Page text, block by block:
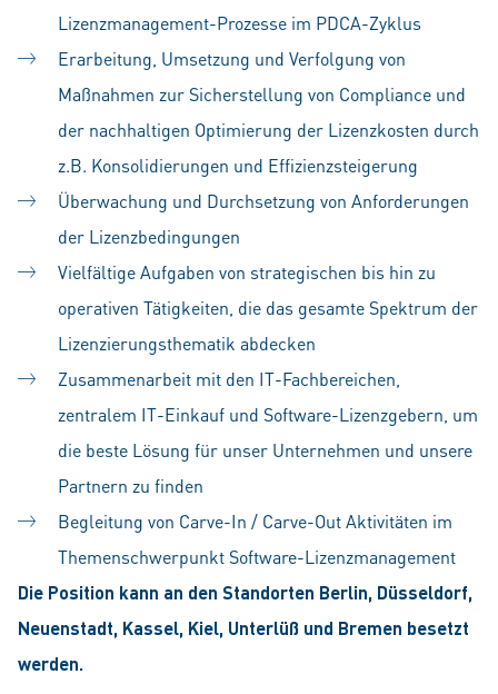
Lizenzmanagement-Prozesse im PDCA-Zyklus
Erarbeitung, Umsetzung und Verfolgung von
Maßnahmen zur Sicherstellung von Compliance und
der nachhaltigen Optimierung der Lizenzkosten durch
z.B. Konsolidierungen und Effizienzsteigerung
Überwachung und Durchsetzung von Anforderungen
der Lizenzbedingungen
Vielfältige Aufgaben von strategischen bis hin zu
operativen Tätigkeiten, die das gesamte Spektrum der
Lizenzierungsthematik abdecken
Zusammenarbeit mit den IT-Fachbereichen,
zentralem IT-Einkauf und Software-Lizenzgebern, um
die beste Lösung für unser Unternehmen und unsere
Partnern zu finden
Begleitung von Carve-In / Carve-Out Aktivitäten im
Themenschwerpunkt Software-Lizenzmanagement
Die Position kann an den Standorten Berlin, Düsseldorf,
Neuenstadt, Kassel, Kiel, Unterlüß und Bremen besetzt
werden.